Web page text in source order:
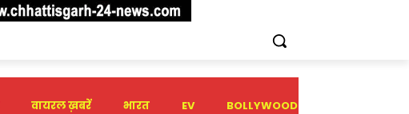
वायरल ख़बरें भारत EV BOLLYWOOD